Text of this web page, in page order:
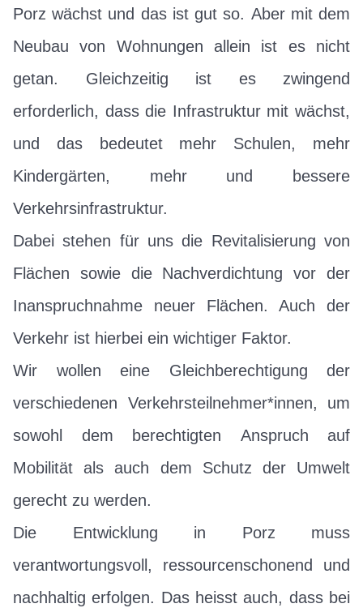
Porz wächst und das ist gut so. Aber mit dem
Neubau von Wohnungen allein ist es nicht
getan. Gleichzeitig ist es zwingend
erforderlich, dass die Infrastruktur mit wächst,
und das bedeutet mehr Schulen, mehr
Kindergärten, mehr und bessere
Verkehrsinfrastruktur.
Dabei stehen für uns die Revitalisierung von
Flächen sowie die Nachverdichtung vor der
Inanspruchnahme neuer Flächen. Auch der
Verkehr ist hierbei ein wichtiger Faktor.
Wir wollen eine Gleichberechtigung der
verschiedenen Verkehrsteilnehmer*innen, um
sowohl dem berechtigten Anspruch auf
Mobilität als auch dem Schutz der Umwelt
gerecht zu werden.
Die Entwicklung in Porz muss
verantwortungsvoll, ressourcenschonend und
nachhaltig erfolgen. Das heisst auch, dass bei